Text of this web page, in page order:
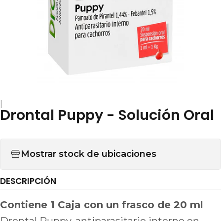
Drontal Puppy - Solución Oral
Mostrar stock de ubicaciones
DESCRIPCIÓN
Contiene 1 Caja con un frasco de 20 ml